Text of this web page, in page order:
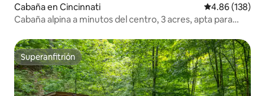
Cabaña en Cincinnati Calificación
4.86 (138)
Cabaña alpina a minutos del centro, 3 acres, apta para
Superanfitrión
Superanfitrión